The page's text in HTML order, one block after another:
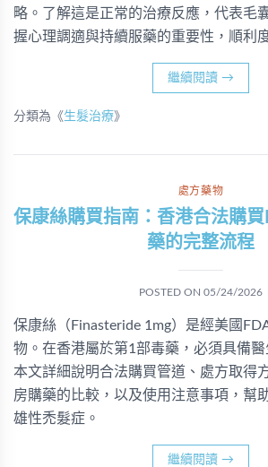
略。了解這是正常的治療反應，代表毛
握心理調適與持續服藥的重要性，順利
繼續閱讀 →
分類為《生髮治療》
處方藥物
保康絲購買指南：香港合法購
藥的完整流程
POSTED ON 05/24/2026
保康絲（Finasteride 1mg）是經美國
物。在香港屬於第1部毒藥，必須具備醫
本文詳細說明合法購買管道、處方取得
房購藥的比較，以及使用注意事項，幫
雄性禿髮症。
繼續閱讀 →